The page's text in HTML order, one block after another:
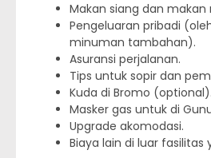
Makan siang dan makan
Pengeluaran pribadi
minuman tambahan).
Asuransi perjalanan.
Tips untuk sopir dan
Kuda di Bromo (optional).
Masker gas untuk di
Upgrade akomodasi.
Biaya lain di luar fasilitas